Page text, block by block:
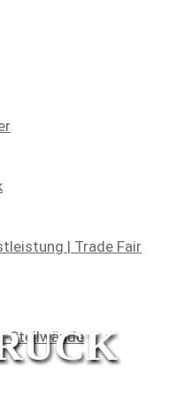
| Trade Fair
Stellwände